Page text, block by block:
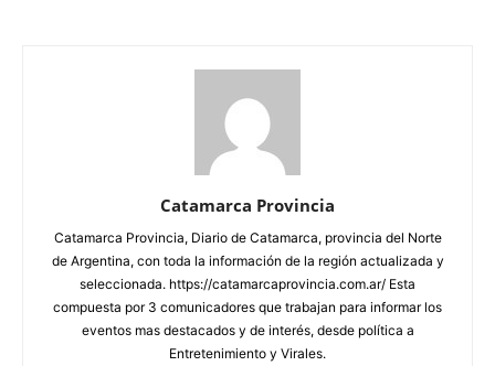
Catamarca Provincia
Catamarca Provincia, Diario de Catamarca, provincia del Norte
de Argentina, con toda la información de la región actualizada y
seleccionada. https://catamarcaprovincia.com.ar/ Esta
compuesta por 3 comunicadores que trabajan para informar los
eventos mas destacados y de interés, desde política a
Entretenimiento y Virales.